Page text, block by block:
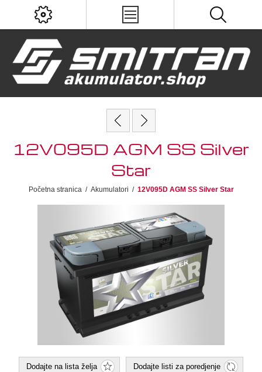
12V095D AGM SS Silver
Star
Početna stranica / Akumulatori / 12V095D AGM SS Silver Star
Dodajte na lista želja Dodajte listi za poredjenje